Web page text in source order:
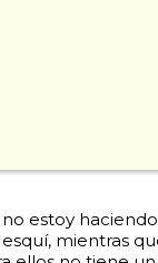
estoy
mientras